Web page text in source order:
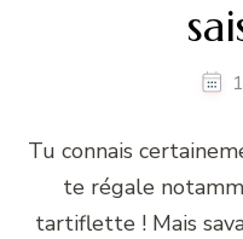
Tu connais
te régale
tartiflette ! Mais